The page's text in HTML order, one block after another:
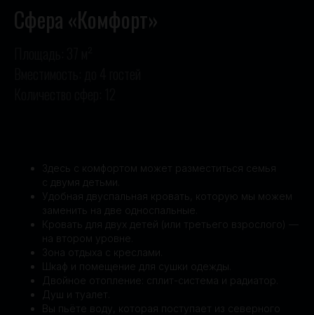
Сфера «Комфорт»
Здесь с комфортом может разместиться семья
с двумя детьми.
Удобная двуспальная кровать, которую мы можем
заменить на две односпальные.
Кровать для двух детей (или третьего взрослого) —
на втором уровне.
Зона отдыха с креслами.
Шкаф и помещение для сушки одежды.
Двойное отопление: сплит-система и радиатор.
Душ и туалет.
Вы пьёте воду, которая поступает из северного